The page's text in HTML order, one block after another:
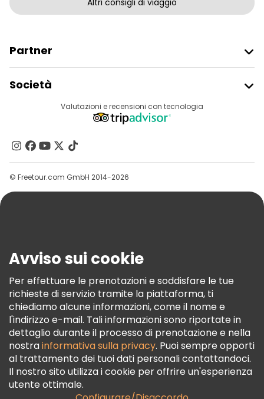
Altri consigli di viaggio
Partner
Accesso Del Fornitore
Programma Di Affiliazione
Società
Destinazioni
Contattaci
Gruppi
Aiuto
Termini E Condizioni
Informativa Sui Cookie
Freetour Premi
Programma Di Fidelizzazione
Valutazioni e recensioni con tecnologia
© Freetour.com GmbH 2014-2026
Avviso sui cookie
Per effettuare le prenotazioni e soddisfare le tue
richieste di servizio tramite la piattaforma, ti
chiediamo alcune informazioni, come il nome e
l'indirizzo e-mail. Tali informazioni sono riportate in
dettaglio durante il processo di prenotazione e nella
nostrainformativa sulla privacy. Puoi sempre opporti
al trattamento dei tuoi dati personali contattandoci.
Il nostro sito utilizza i cookie per offrire un'esperienza
utente ottimale.